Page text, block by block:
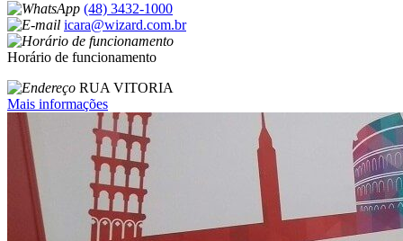
(48) 3432-1000
icara@wizard.com.br
Horário de funcionamento
RUA VITORIA
Mais informações